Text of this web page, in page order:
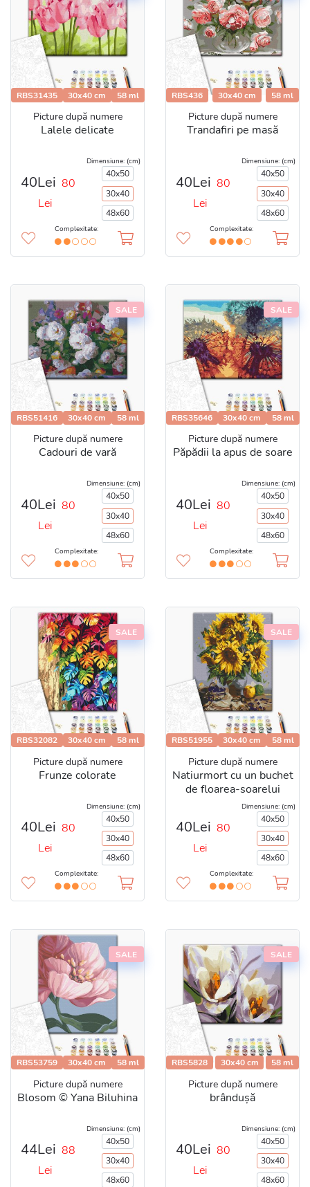
RBS31435 30x40 cm 58 ml
Picture după numere
Lalele delicate
40Lei 80
Lei
Dimensiune: (cm)
40x50
30x40
48x60
Complexitate:
RBS436 30x40 cm 58 ml
Picture după numere
Trandafiri pe masă
40Lei 80
Lei
Dimensiune: (cm)
40x50
30x40
48x60
Complexitate:
SALE
RBS51416 30x40 cm 58 ml
Picture după numere
Cadouri de vară
40Lei 80
Lei
Dimensiune: (cm)
40x50
30x40
48x60
Complexitate:
SALE
RBS35646 30x40 cm 58 ml
Picture după numere
Păpădii la apus de soare
40Lei 80
Lei
Dimensiune: (cm)
40x50
30x40
48x60
Complexitate:
SALE
RBS32082 30x40 cm 58 ml
Picture după numere
Frunze colorate
40Lei 80
Lei
Dimensiune: (cm)
40x50
30x40
48x60
Complexitate:
SALE
RBS51955 30x40 cm 58 ml
Picture după numere
Natiurmort cu un buchet
de floarea-soarelui
40Lei 80
Lei
Dimensiune: (cm)
40x50
30x40
48x60
Complexitate:
SALE
RBS53759 30x40 cm 58 ml
Picture după numere
Blosom © Yana Biluhina
44Lei 88
Lei
Dimensiune: (cm)
40x50
30x40
48x60
SALE
RBS5828 30x40 cm 58 ml
Picture după numere
brândușă
40Lei 80
Lei
Dimensiune: (cm)
40x50
30x40
48x60